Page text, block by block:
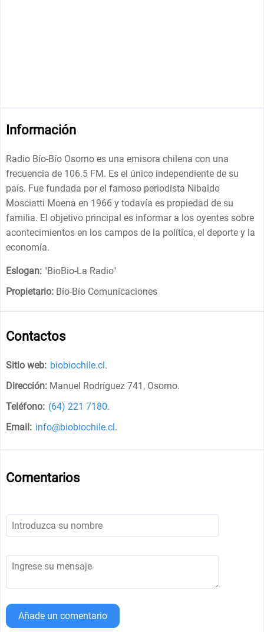
Información
Radio Bío-Bío Osorno es una emisora ​​chilena con una
frecuencia de 106.5 FM. Es el único independiente de su
país. Fue fundada por el famoso periodista Nibaldo
Mosciatti Moena en 1966 y todavía es propiedad de su
familia. El objetivo principal es informar a los oyentes sobre
acontecimientos en los campos de la política, el deporte y la
economía.
Eslogan: "BioBio-La Radio"
Propietario: Bío-Bío Comunicaciones
Contactos
Sitio web: biobiochile.cl.
Dirección: Manuel Rodríguez 741, Osorno.
Teléfono: (64) 221 7180.
Email: info@biobiochile.cl.
Comentarios
Añade un comentario